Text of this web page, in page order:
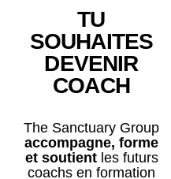
TU
SOUHAITES
DEVENIR
COACH
The Sanctuary Group
accompagne, forme
et soutientles futurs
coachs en formation